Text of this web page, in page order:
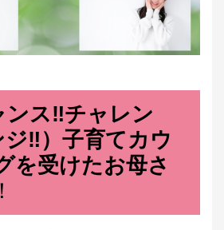
ンス‼チャレン
‼）子育てカウ
を受けたお母さ